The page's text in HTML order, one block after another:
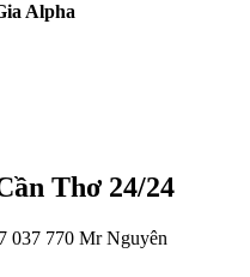
Alpha
Thơ 24/24
037 770 Mr Nguyên